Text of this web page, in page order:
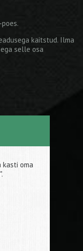
.
kaitstud. Ilma
selle osa
kasti oma